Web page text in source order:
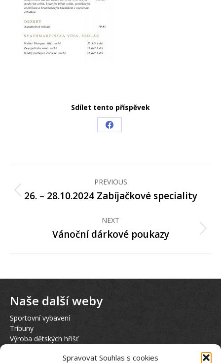
Spravovat Souhlas s cookies
Sdílet tento příspěvek
Share
Facebook
Post
navigation
PREVIOUS
Previous
26. – 28.10.2024 Zabíjačkové speciality
NEXT
Next
Vánoční dárkové poukazy
Naše další weby
Sportovní vybavení
Tribuny
Výroba dětských hřišť
Půjčovna elektrokol KTM